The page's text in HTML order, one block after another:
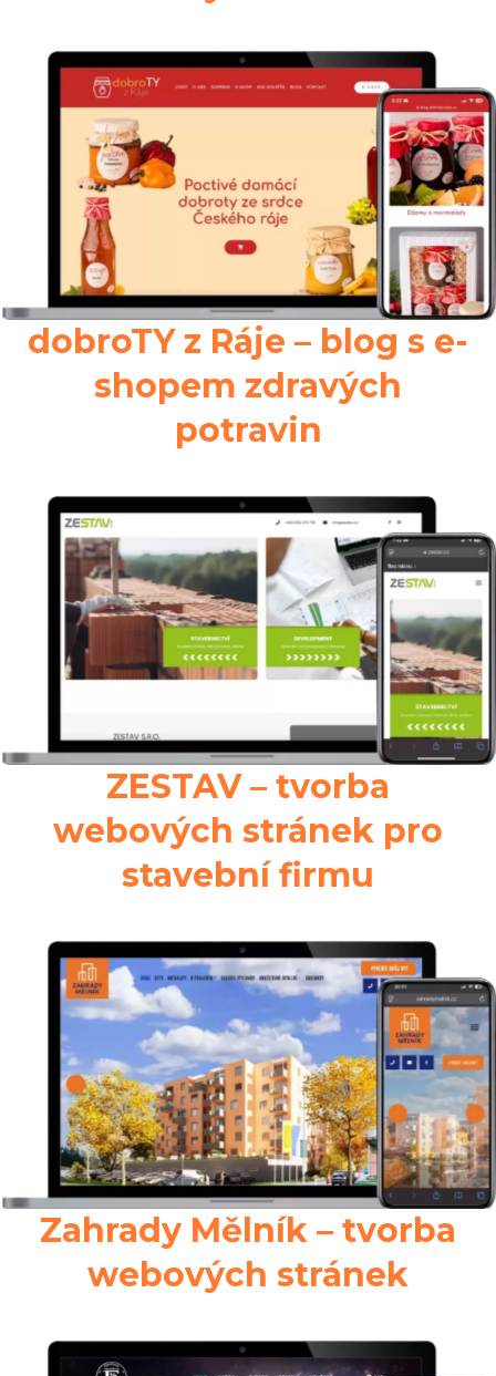
dobroTY z Ráje – blog s e-
shopem zdravých
potravin
ZESTAV – tvorba
webových stránek pro
stavební firmu
Zahrady Mělník – tvorba
webových stránek